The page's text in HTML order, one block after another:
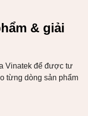
& giải
Vinatek để được tư
từng dòng sản phẩm